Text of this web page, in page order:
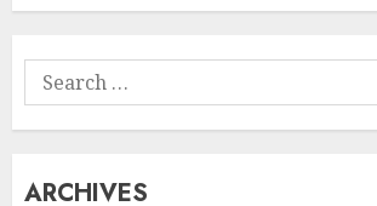
Tumbuhan
Search
for:
ARCHIVES